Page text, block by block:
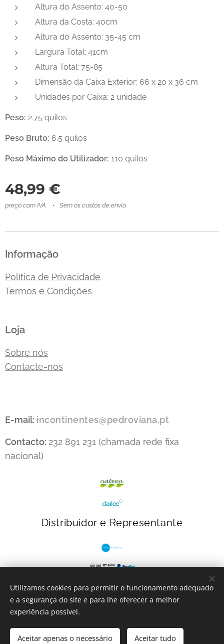
Altura do Assento: 40-50
Altura da Costa: 40cm
Altura do Assento: 35-45 cm
Largura Total: 41cm
Altura Total: 75-85
Dimensão da Caixa Exterior: 66 x 20 x 36 cm
Unidades por Caixa: 2 unidade
Peso: 2.75 quilos
Peso Bruto: 6.5 quilos
Peso Máximo do Utilizador: 110 quilos
48,99 €
preço com IVA Sem os custos de envio
Adicionar ao carrinho
Informação
Política de Privacidade
Termos e Condições
Loja
Sobre nós
Contacte-nos
E-mail: incontinentes@pedroviana.pt
Contacto: 232 891 231 (chamada rede fixa
nacional)
Distribuidor e Representante
INcontinentes- 2023 Cookies
Utilizamos cookies para permitir o funcionamento adequado
e a segurança do site e para lhe oferecer a melhor
experiência possível.
Aceitar apenas o necessário Aceitar tudo